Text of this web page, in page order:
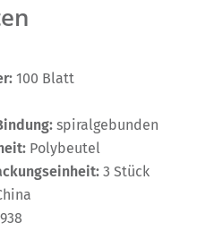
100 Blatt
spiralgebunden
Polybeutel
3 Stück